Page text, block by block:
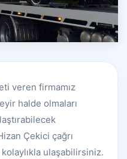
veren firmamız
halde olmaları
Çekici çağrı
ulaşabilirsiniz.